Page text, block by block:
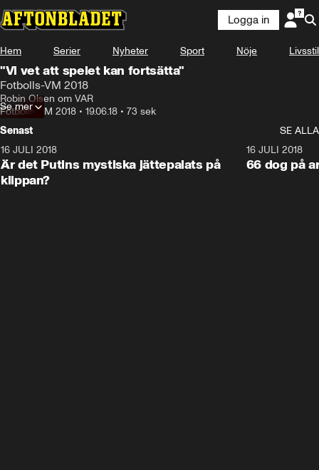
Logga in
Hem Serier Nyheter Sport Nöje Livsstil
"Vi vet att spelet kan fortsätta"
Fotbolls-VM 2018
Robin Olsen om VAR
Fotbolls-VM 2018 • 19.06.18 • 73 sek
Se mer
Senast
SE ALLA
16 JULI 2018
Är det Putins mystiska jättepalats på
klippan?
16 JULI 2018
66 dog på